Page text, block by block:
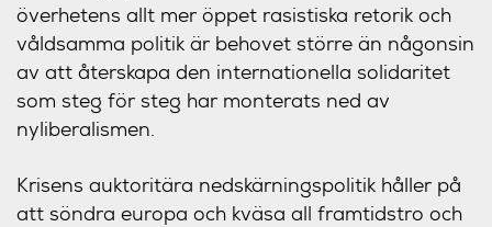
överhetens allt mer öppet rasistiska retorik och
våldsamma politik är behovet större än någonsin
av att återskapa den internationella solidaritet
som steg för steg har monterats ned av
nyliberalismen.
Krisens auktoritära nedskärningspolitik håller på
att söndra europa och kväsa all framtidstro och